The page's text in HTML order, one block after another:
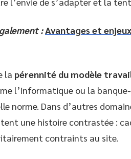
: Avantages et
la pérennité du modèle
l’informatique ou la
norme. Dans d’autres
une histoire contrastée :
contraints au site.